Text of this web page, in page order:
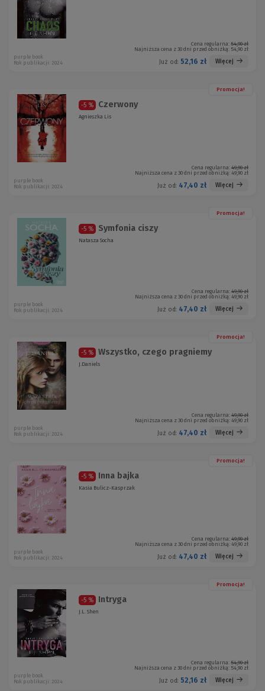
Cena regularna: 54,90 zł
Najniższa cena z 30 dni przed obniżką: 54,90 zł
Już od: 52,16 zł Więcej
purple book
Rok publikacji: 2024
Promocja!
-5 % Czerwony
Agnieszka Lis
Cena regularna: 49,90 zł
Najniższa cena z 30 dni przed obniżką: 49,90 zł
Już od: 47,40 zł Więcej
purple book
Rok publikacji: 2024
Promocja!
-5 % Symfonia ciszy
Natasza Socha
Cena regularna: 49,90 zł
Najniższa cena z 30 dni przed obniżką: 49,90 zł
Już od: 47,40 zł Więcej
purple book
Rok publikacji: 2024
Promocja!
-5 % Wszystko, czego pragniemy
J.Daniels
Cena regularna: 49,90 zł
Najniższa cena z 30 dni przed obniżką: 49,90 zł
Już od: 47,40 zł Więcej
purple book
Rok publikacji: 2024
Promocja!
-5 % Inna bajka
Kasia Bulicz-Kasprzak
Cena regularna: 49,90 zł
Najniższa cena z 30 dni przed obniżką: 49,90 zł
Już od: 47,40 zł Więcej
purple book
Rok publikacji: 2024
Promocja!
-5 % Intryga
J.L. Shen
Cena regularna: 54,90 zł
Najniższa cena z 30 dni przed obniżką: 54,90 zł
Już od: 52,16 zł Więcej
purple book
Rok publikacji: 2024